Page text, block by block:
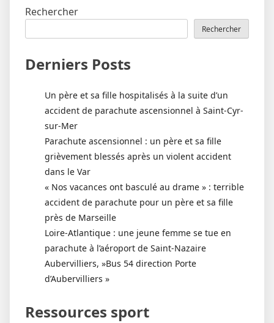
Rechercher
Rechercher
Derniers Posts
Un père et sa fille hospitalisés à la suite d’un
accident de parachute ascensionnel à Saint-Cyr-
sur-Mer
Parachute ascensionnel : un père et sa fille
grièvement blessés après un violent accident
dans le Var
« Nos vacances ont basculé au drame » : terrible
accident de parachute pour un père et sa fille
près de Marseille
Loire-Atlantique : une jeune femme se tue en
parachute à l’aéroport de Saint-Nazaire
Aubervilliers, »Bus 54 direction Porte
d’Aubervilliers »
Ressources sport